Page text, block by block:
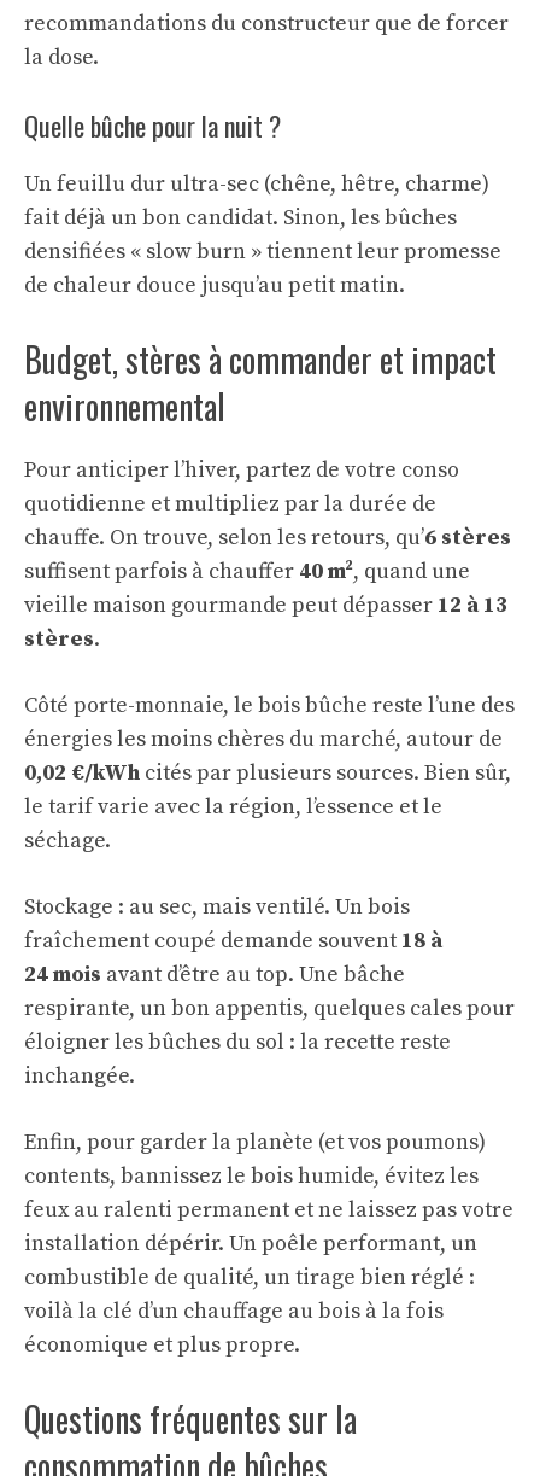
recommandations du constructeur que de forcer
la dose.
Quelle bûche pour la nuit ?
Un feuillu dur ultra-sec (chêne, hêtre, charme)
fait déjà un bon candidat. Sinon, les bûches
densifiées « slow burn » tiennent leur promesse
de chaleur douce jusqu’au petit matin.
Budget, stères à commander et impact
environnemental
Pour anticiper l’hiver, partez de votre conso
quotidienne et multipliez par la durée de
chauffe. On trouve, selon les retours, qu’6 stères
suffisent parfois à chauffer 40 m², quand une
vieille maison gourmande peut dépasser 12 à 13
stères.
Côté porte-monnaie, le bois bûche reste l’une des
énergies les moins chères du marché, autour de
0,02 €/kWh cités par plusieurs sources. Bien sûr,
le tarif varie avec la région, l’essence et le
séchage.
Stockage : au sec, mais ventilé. Un bois
fraîchement coupé demande souvent 18 à
24 mois avant d’être au top. Une bâche
respirante, un bon appentis, quelques cales pour
éloigner les bûches du sol : la recette reste
inchangée.
Enfin, pour garder la planète (et vos poumons)
contents, bannissez le bois humide, évitez les
feux au ralenti permanent et ne laissez pas votre
installation dépérir. Un poêle performant, un
combustible de qualité, un tirage bien réglé :
voilà la clé d’un chauffage au bois à la fois
économique et plus propre.
Questions fréquentes sur la
consommation de bûches